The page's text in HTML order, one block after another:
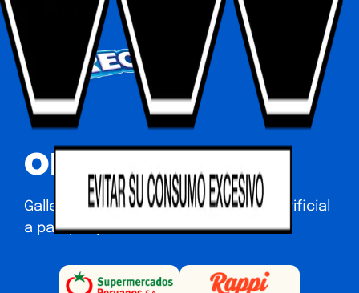
OREO BTS 108GR
Galletas rellenas con crema sabor artificial
a panqueque acaramelado.